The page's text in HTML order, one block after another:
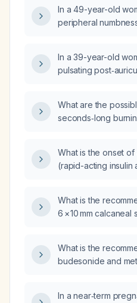
In a 49-year-old
peripheral
and treatment
In a 39-year-old
pulsating
comprehensive
sedimentation rate,
tinnitus, or
diagnosis and
What are the
seconds‑long
What is the onset
(rapid-acting insulin
What is the
6 × 10 mm
What is the
budesonide and
In a near‑term